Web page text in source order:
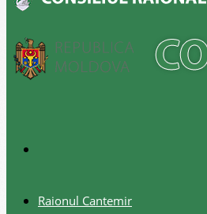
Raionul Cantemir